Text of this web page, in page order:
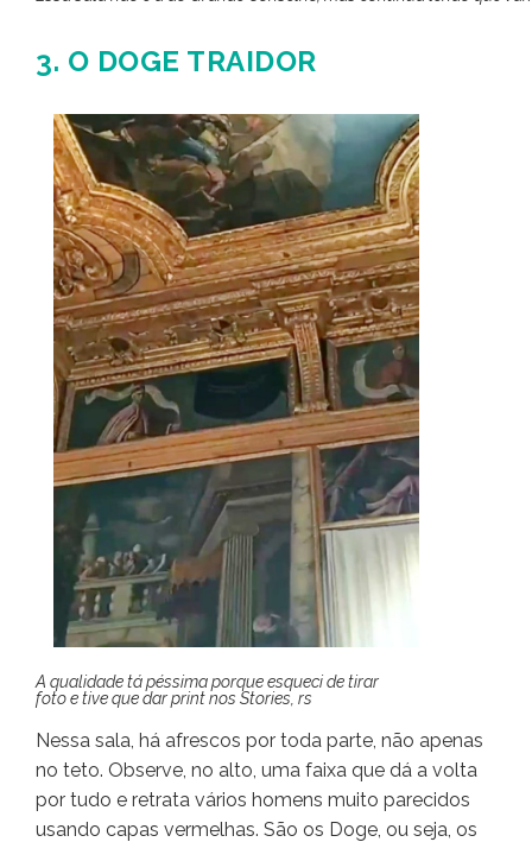
3. O DOGE TRAIDOR
A qualidade tá péssima porque esqueci de tirar
foto e tive que dar print nos Stories, rs
Nessa sala, há afrescos por toda parte, não apenas
no teto. Observe, no alto, uma faixa que dá a volta
por tudo e retrata vários homens muito parecidos
usando capas vermelhas. São os Doge, ou seja, os